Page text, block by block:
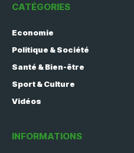
CATÉGORIES
Economie
Politique & Société
Santé & Bien-être
Sport & Culture
Vidéos
INFORMATIONS